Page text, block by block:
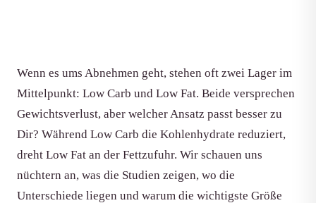
Wenn es ums Abnehmen geht, stehen oft zwei Lager im
Mittelpunkt: Low Carb und Low Fat. Beide versprechen
Gewichtsverlust, aber welcher Ansatz passt besser zu
Dir? Während Low Carb die Kohlenhydrate reduziert,
dreht Low Fat an der Fettzufuhr. Wir schauen uns
nüchtern an, was die Studien zeigen, wo die
Unterschiede liegen und warum die wichtigste Größe